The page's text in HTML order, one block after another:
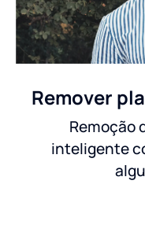
Remover
Remoção
inteligente